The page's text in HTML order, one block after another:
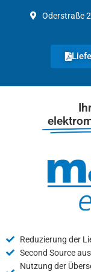
Oderstraße
Reduzierung der
Second Source
Nutzung der